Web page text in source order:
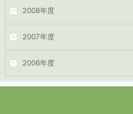
2008年度
2007年度
2006年度